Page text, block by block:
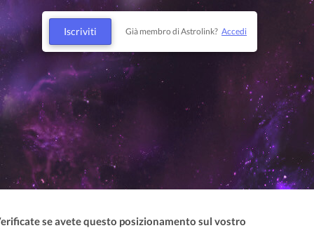
Iscriviti Già membro di Astrolink? Accedi
se avete questo posizionamento sul vostro